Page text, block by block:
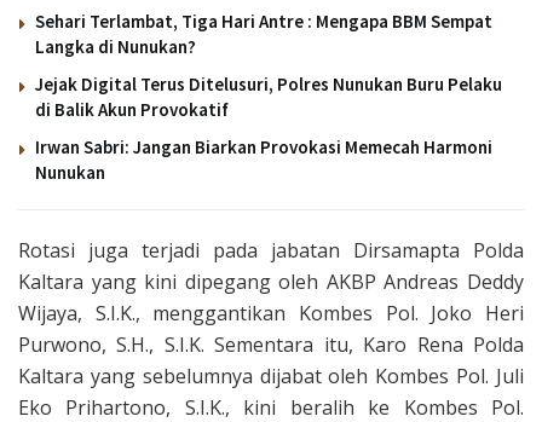
Sehari Terlambat, Tiga Hari Antre : Mengapa BBM Sempat
Langka di Nunukan?
Jejak Digital Terus Ditelusuri, Polres Nunukan Buru Pelaku
di Balik Akun Provokatif
Irwan Sabri: Jangan Biarkan Provokasi Memecah Harmoni
Nunukan
Rotasi juga terjadi pada jabatan Dirsamapta Polda
Kaltara yang kini dipegang oleh AKBP Andreas Deddy
Wijaya, S.I.K., menggantikan Kombes Pol. Joko Heri
Purwono, S.H., S.I.K. Sementara itu, Karo Rena Polda
Kaltara yang sebelumnya dijabat oleh Kombes Pol. Juli
Eko Prihartono, S.I.K., kini beralih ke Kombes Pol.